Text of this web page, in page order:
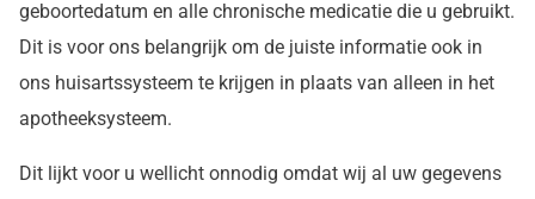
geboortedatum en alle chronische medicatie die u gebruikt.
Dit is voor ons belangrijk om de juiste informatie ook in
ons huisartssysteem te krijgen in plaats van alleen in het
apotheeksysteem.
Dit lijkt voor u wellicht onnodig omdat wij al uw gegevens